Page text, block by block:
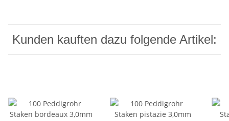
Kunden kauften dazu folgende Artikel: